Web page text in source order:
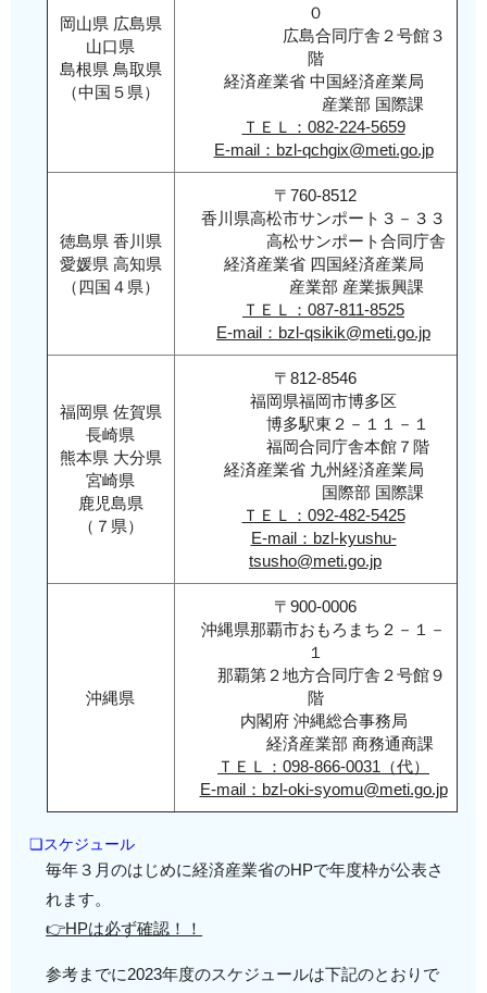
岡山県 広島県
山口県
島根県 鳥取県
（中国５県）
０
広島合同庁舎２号館３
階
経済産業省 中国経済産業局
産業部 国際課
ＴＥＬ：082-224-5659
E-mail：bzl-qchgix@meti.go.jp
徳島県 香川県
愛媛県 高知県
（四国４県）
〒760-8512
香川県高松市サンポート３－３３
高松サンポート合同庁舎
経済産業省 四国経済産業局
産業部 産業振興課
ＴＥＬ：087-811-8525
E-mail：bzl-qsikik@meti.go.jp
福岡県 佐賀県
長崎県
熊本県 大分県
宮崎県
鹿児島県
（７県）
〒812-8546
福岡県福岡市博多区
博多駅東２－１１－１
福岡合同庁舎本館７階
経済産業省 九州経済産業局
国際部 国際課
ＴＥＬ：092-482-5425
E-mail：bzl-kyushu-
tsusho@meti.go.jp
沖縄県
〒900-0006
沖縄県那覇市おもろまち２－１－
１
那覇第２地方合同庁舎２号館９
階
内閣府 沖縄総合事務局
経済産業部 商務通商課
ＴＥＬ：098-866-0031（代）
E-mail：bzl-oki-syomu@meti.go.jp
❏スケジュール
毎年３月のはじめに経済産業省のHPで年度枠が公表さ
れます。
👉HPは必ず確認！！
参考までに2023年度のスケジュールは下記のとおりで